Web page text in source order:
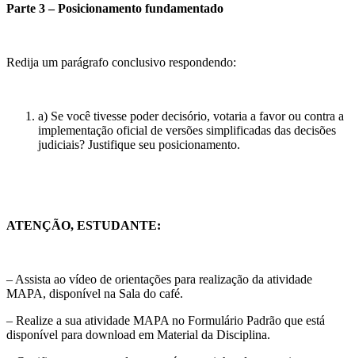
Parte 3 – Posicionamento fundamentado
Redija um parágrafo conclusivo respondendo:
a) Se você tivesse poder decisório, votaria a favor ou contra a
implementação oficial de versões simplificadas das decisões
judiciais? Justifique seu posicionamento.
ATENÇÃO, ESTUDANTE:
– Assista ao vídeo de orientações para realização da atividade
MAPA, disponível na Sala do café.
– Realize a sua atividade MAPA no Formulário Padrão que está
disponível para download em Material da Disciplina.